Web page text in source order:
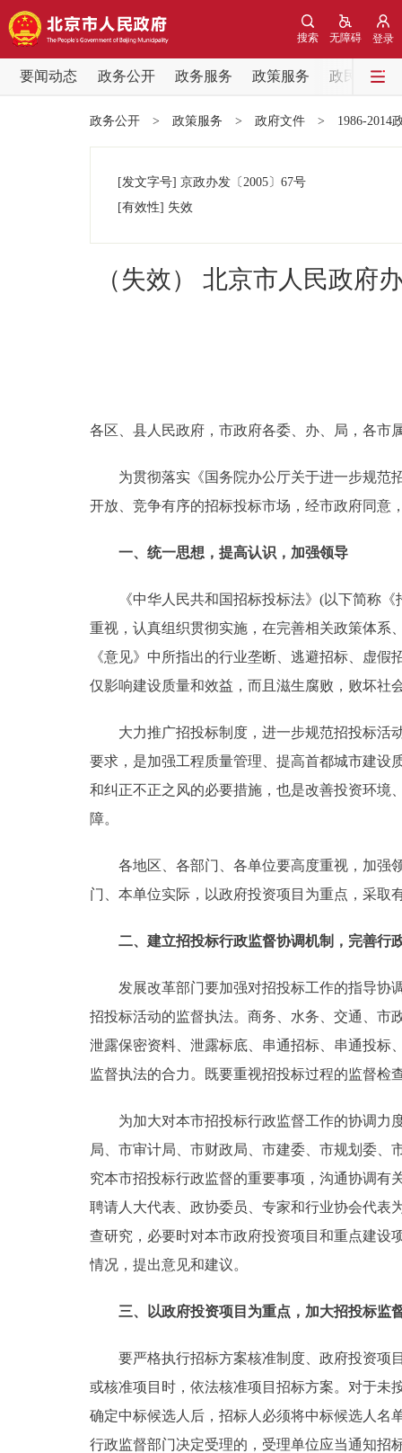
登录
无障碍
搜索
要闻动态 政务公开 政务服务 政策服务
政民互动
党中央精神
政务公开
政务服务
便民服务
中介服务
政民互动
12345网上接诉即办
参与调查
北京概况
绿色北京
DEUTSCH
ITALIANO
政务公开 > 政策服务 > 政府文件 > 1986-2014
[发文字号] 京政办发 〔2005〕 67号
[有效性] 失效
（失效） 北京市人民政府
各区、县人民政府，市政府各委、办、局，各市
为贯彻落实《国务院办公厅关于进一步规范招
开放、竞争有序的招标投标市场，经市政府同意
一、统一思想，提高认识，加强领导
《中华人民共和国招标投标法》(以下简称《
重视，认真组织贯彻实施，在完善相关政策体系
《意见》中所指出的行业垄断、逃避招标、虚
仅影响建设质量和效益，而且滋生腐败，败坏社
大力推广招投标制度，进一步规范招投标活动
要求，是加强工程质量管理、提高首都城市建设
和纠正不正之风的必要措施，也是改善投资环境
障。
各地区、各部门、各单位要高度重视，加强领
门、本单位实际，以政府投资项目为重点，采取
二、建立招投标行政监督协调机制，完善行
发展改革部门要加强对招投标工作的指导协调
招投标活动的监督执法。商务、水务、交通、市
泄露保密资料、泄露标底、串通招标、串通投标
监督执法的合力。既要重视招投标过程的监督检
为加大对本市招投标行政监督工作的协调力度
局、市审计局、市财政局、市建委、市规划委
究本市招投标行政监督的重要事项，沟通协调有
聘请人大代表、政协委员、专家和行业协会代表
查研究，必要时对本市政府投资项目和重点建设
情况，提出意见和建议。
三、以政府投资项目为重点，加大招投标监
要严格执行招标方案核准制度、政府投资项目
或核准项目时，依法核准项目招标方案。对于未
确定中标候选人后，招标人必须将中标候选人名
行政监督部门决定受理的，受理单位应当通知招